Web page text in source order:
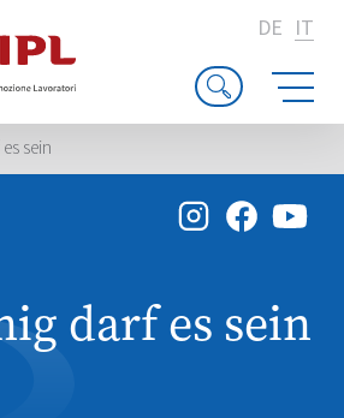
DE IT
sein
darf es sein